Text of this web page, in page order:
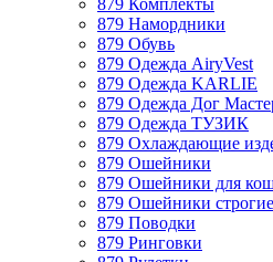
879 Намордники
879 Обувь
879 Одежда AiryVest
879 Одежда KARLIE
879 Одежда Дог
879 Одежда ТУЗИК
879 Охлаждающие
879 Ошейники
879 Ошейники для
879 Ошейники строгие
879 Поводки
879 Ринговки